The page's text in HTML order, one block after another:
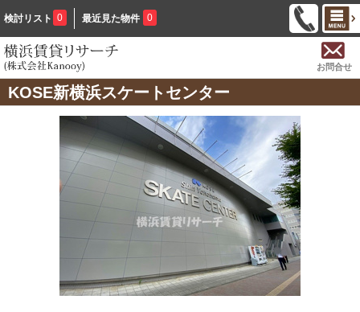
検討リスト 0 最近見た物件 0
お問合せ
KOSE新横浜スケートセンター